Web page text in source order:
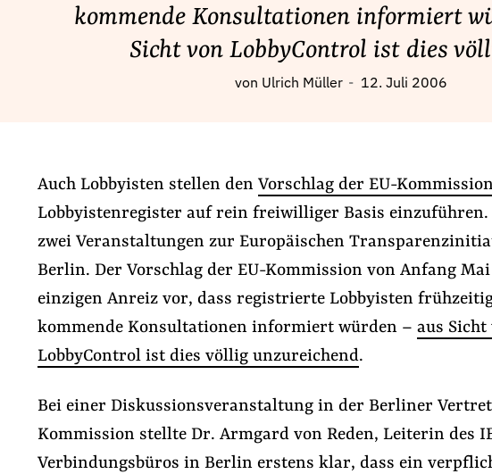
#Lobbyismus und Klima #Lobbyismus in der EU #Aus der Lobbywelt
kommende Konsultationen informiert
Sicht von LobbyControl ist dies
von Ulrich Müller 12. Juli 2006
Auch Lobbyisten stellen den Vorschlag der EU-
Lobbyistenregister auf rein freiwilliger Basis einzuführen.
zwei Veranstaltungen zur Europäischen
Berlin. Der Vorschlag der EU-Kommission von Anfang
einzigen Anreiz vor, dass registrierte Lobbyisten
kommende Konsultationen informiert würden – aus Sicht
LobbyControl ist dies völlig unzureichend.
Bei einer Diskussionsveranstaltung in der Berliner
Kommission stellte Dr. Armgard von Reden, Leiterin des
Verbindungsbüros in Berlin erstens klar, dass ein